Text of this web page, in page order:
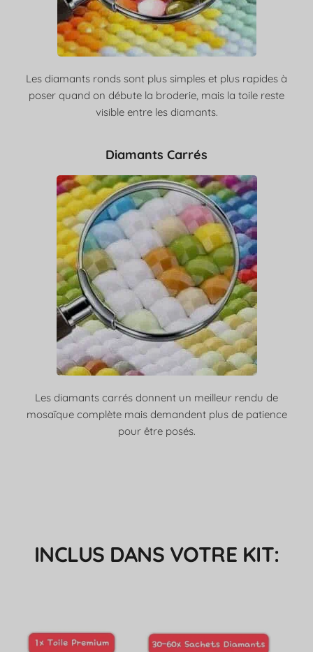
Les diamants ronds sont plus simples et plus rapides à
poser quand on débute la broderie, mais la toile reste
visible entre les diamants.
Diamants Carrés
Les diamants carrés donnent un meilleur rendu de
mosaïque complète mais demandent plus de patience
pour être posés.
INCLUS DANS VOTRE KIT: